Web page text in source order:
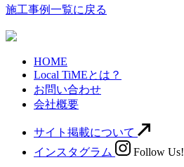
施工事例一覧に戻る
HOME
Local TiMEとは？
お問い合わせ
会社概要
サイト掲載について
インスタグラム
Follow Us!